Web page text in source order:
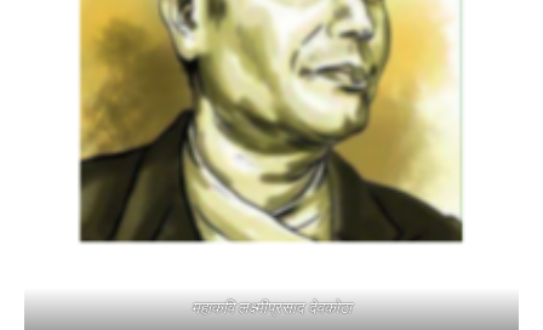
महाकवि लक्ष्मीप्रसाद देवकोटा